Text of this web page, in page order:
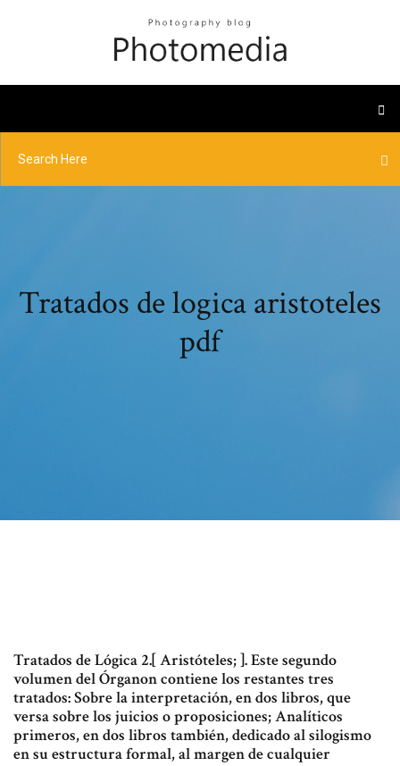
Tratados de logica aristoteles
pdf
Tratados de Lógica 2.[ Aristóteles; ]. Este segundo
volumen del Órganon contiene los restantes tres
tratados: Sobre la interpretación, en dos libros, que
versa sobre los juicios o proposiciones; Analíticos
primeros, en dos libros también, dedicado al silogismo
en su estructura formal, al margen de cualquier